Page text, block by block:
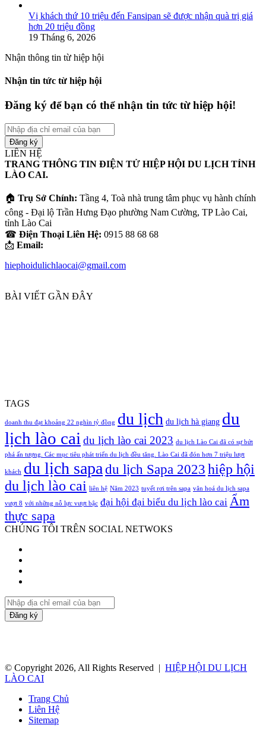
Vị khách thứ 10 triệu đến Fansipan sẽ được nhận quà trị giá
hơn 20 triệu đồng
19 Tháng 6, 2026
Nhận thông tin từ hiệp hội
Nhận tin tức từ hiệp hội
Đăng ký để bạn có thể nhận tin tức từ hiệp hội!
Nhập
địa
chỉ
email
của
bạn
LIÊN HỆ
TRANG THÔNG TIN ĐIỆN TỬ HIỆP HỘI DU LỊCH TỈNH
LÀO CAI.
🏠 Trụ Sở Chính: Tầng 4, Toà nhà trung tâm phục vụ hành chính
công - Đại lộ Trần Hưng Đạo phường Nam Cường, TP Lào Cai,
tỉnh Lào Cai
☎ Điện Thoại Liên Hệ: 0915 88 68 68
📩 Email:
hiephoidulichlaocai@gmail.com
BÀI VIẾT GẦN ĐÂY
TAGS
doanh thu đạt khoảng 22 nghìn tỷ đồng du lịch du lịch hà giang du
lịch lào cai du lịch lào cai 2023 du lịch Lào Cai đã có sự bứt
phá ấn tượng. Các mục tiêu phát triển du lịch đều tăng. Lào Cai đã đón hơn 7 triệu lượt
khách du lịch sapa du lịch Sapa 2023 hiệp hội
du lịch lào cai liên hệ Năm 2023 tuyết rơi trên sapa văn hoá du lịch sapa
vượt 8 với những nỗ lực vượt bậc đại hội đại biểu du lịch lào cai Ẩm
thực sapa
CHÚNG TÔI TRÊN SOCIAL NETWOKS
Nhập
địa
chỉ
© Copyright 2026, All Rights Reserved | HIỆP HỘI DU LỊCH
LÀO CAI
Trang Chủ
Liên Hệ
Sitemap